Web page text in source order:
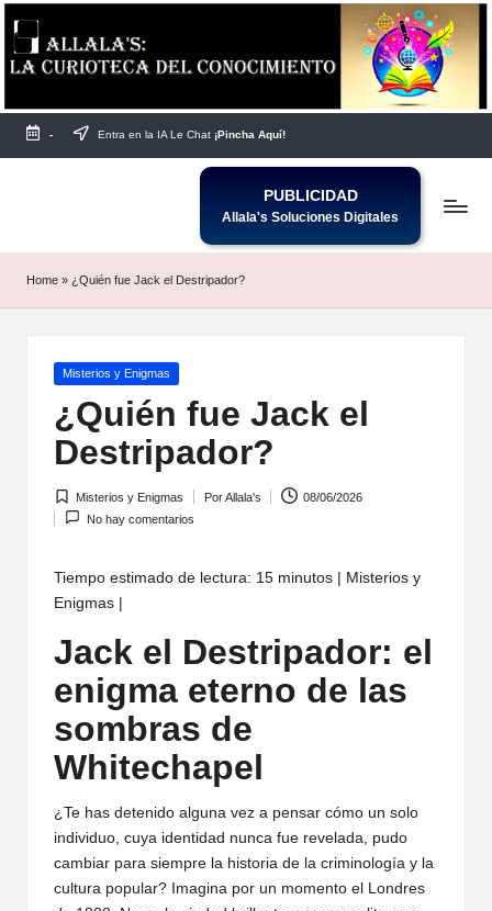
Saltar
al
- Entra en la IA Le Chat ¡Pincha Aquí!
PUBLICIDAD
Allala's Soluciones Digitales
Home » ¿Quién fue Jack el Destripador?
Publicada
Misterios y Enigmas
¿Quién fue Jack el
Destripador?
Publicada
en
Misterios y Enigmas PorAllala's
08/06/2026
No hay comentarios
Tiempo estimado de lectura: 15 minutos | Misterios y
Enigmas |
Jack el Destripador: el
enigma eterno de las
sombras de
Whitechapel
¿Te has detenido alguna vez a pensar cómo un solo
individuo, cuya identidad nunca fue revelada, pudo
cambiar para siempre la historia de la criminología y la
cultura popular? Imagina por un momento el Londres